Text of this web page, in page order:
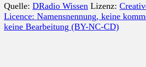
Quelle: DRadio Wissen Lizenz:
Licence: Namensnennung, keine
keine Bearbeitung (BY-NC-CD)